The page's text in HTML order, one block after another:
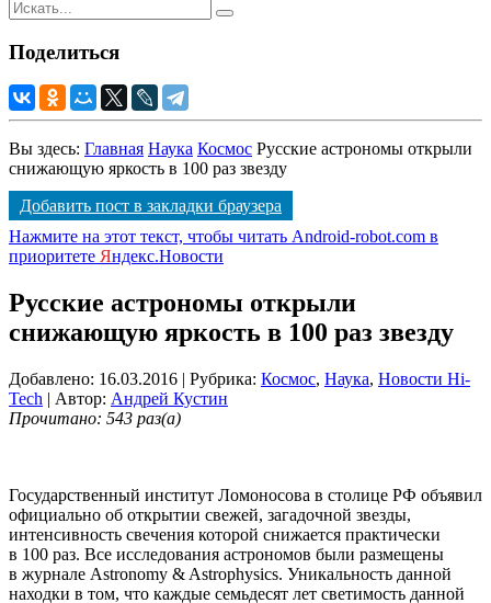
Поделиться
Вы здесь: Главная Наука Космос Русские астрономы открыли
снижающую яркость в 100 раз звезду
Добавить пост в закладки браузера
Нажмите на этот текст, чтобы читать Android-robot.com в
приоритете Яндекс.Новости
Русские астрономы открыли
снижающую яркость в 100 раз звезду
Добавлено: 16.03.2016 | Рубрика: Космос, Наука, Новости Hi-
Tech | Автор: Андрей Кустин
Прочитано: 543 раз(а)
Государственный институт Ломоносова в столице РФ объявил
официально об открытии свежей, загадочной звезды,
интенсивность свечения которой снижается практически
в 100 раз. Все исследования астрономов были размещены
в журнале Astronomy & Astrophysics. Уникальность данной
находки в том, что каждые семьдесят лет светимость данной